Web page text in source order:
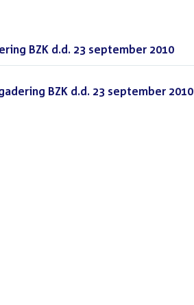
BZK d.d. 23 september 2010
BZK d.d. 23 september 2010